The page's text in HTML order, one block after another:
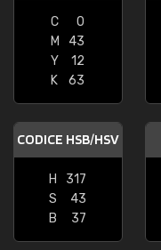
C
0
M
43
Y
12
K
63
CODICE HSB/HSV
H
317
S
43
B
37